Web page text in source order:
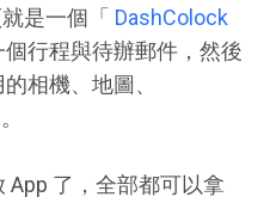
是一個「 DashColock
行程與待辦郵件，然後
相機、地圖、
App 了，全部都可以拿